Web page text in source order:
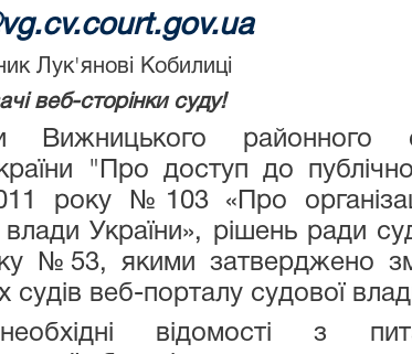
веб-сторінки суду!
районного
"Про доступ до
року №103 «Про
України», рішень ради
№53, якими затверджено
веб-порталу судової
відомості з